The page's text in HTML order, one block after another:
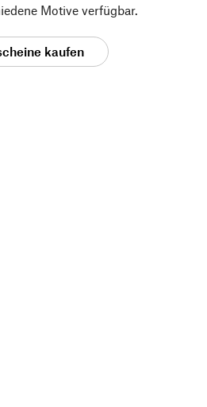
Motive verfügbar.
kaufen